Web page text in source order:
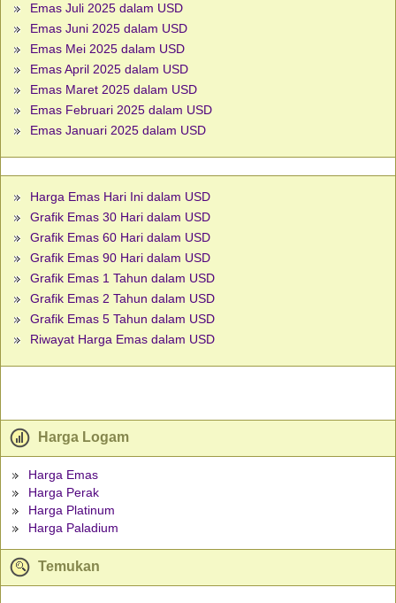
Emas Juli 2025 dalam USD
Emas Juni 2025 dalam USD
Emas Mei 2025 dalam USD
Emas April 2025 dalam USD
Emas Maret 2025 dalam USD
Emas Februari 2025 dalam USD
Emas Januari 2025 dalam USD
Harga Emas Hari Ini dalam USD
Grafik Emas 30 Hari dalam USD
Grafik Emas 60 Hari dalam USD
Grafik Emas 90 Hari dalam USD
Grafik Emas 1 Tahun dalam USD
Grafik Emas 2 Tahun dalam USD
Grafik Emas 5 Tahun dalam USD
Riwayat Harga Emas dalam USD
Harga Logam
Harga Emas
Harga Perak
Harga Platinum
Harga Paladium
Temukan